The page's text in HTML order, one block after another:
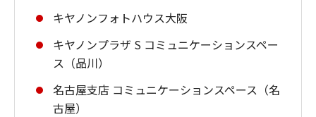
キヤノンフォトハウス大阪
キヤノンプラザ S コミュニケーションスペー
ス（品川）
名古屋支店 コミュニケーションスペース（名
古屋）